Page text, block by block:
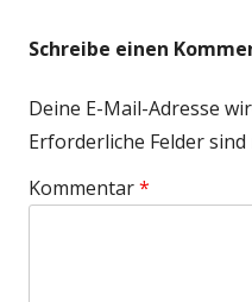
Schreibe einen
Deine E-Mail-Adresse
Erforderliche Felder
Kommentar*